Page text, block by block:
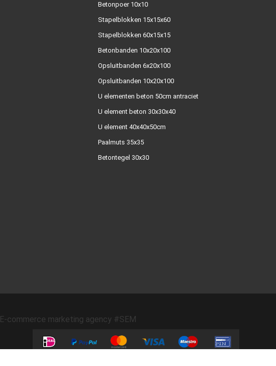
Betonpoer 10x10
Stapelblokken 15x15x60
Stapelblokken 60x15x15
Betonbanden 10x20x100
Opsluitbanden 6x20x100
Opsluitbanden 10x20x100
U elementen beton 50cm antraciet
U element beton 30x30x40
U element 40x40x50cm
Paalmuts 35x35
Betontegel 30x30
E-commerce marketing agency #SEM